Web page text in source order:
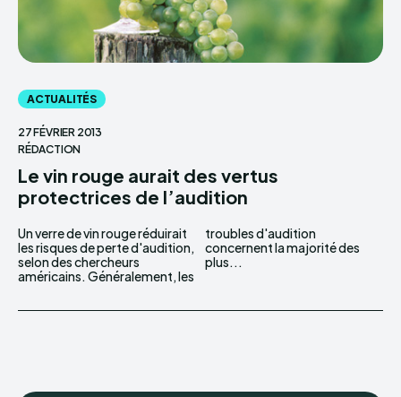
ACTUALITÉS
27 FÉVRIER 2013
RÉDACTION
Le vin rouge aurait des vertus
protectrices de l’audition
Un verre de vin rouge réduirait
les risques de perte d'audition,
selon des chercheurs
américains. Généralement, les
troubles d'audition
concernent la majorité des
plus...